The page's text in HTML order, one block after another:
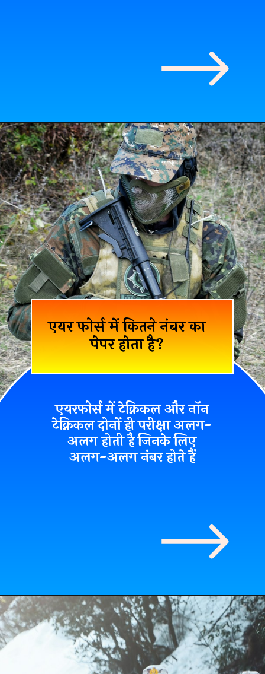
एयर फोर्स में कितने नंबर का
पेपर होता है?
एयरफोर्स में टेक्निकल और नॉन
टेक्निकल दोनों ही परीक्षा अलग-
अलग होती है जिनके लिए
अलग-अलग नंबर होते हैं